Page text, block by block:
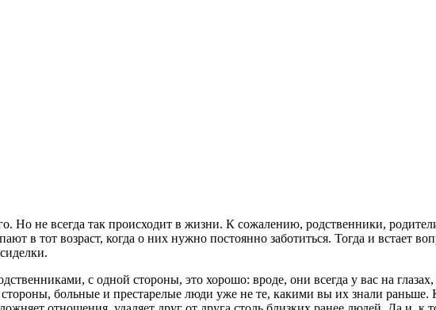
Но не всегда так происходит в жизни. К сожалению, родственники,
тот возраст, когда о них нужно постоянно заботиться. Тогда и встает
с одной стороны, это хорошо: вроде, они всегда у вас на
больные и престарелые люди уже не те, какими вы их знали